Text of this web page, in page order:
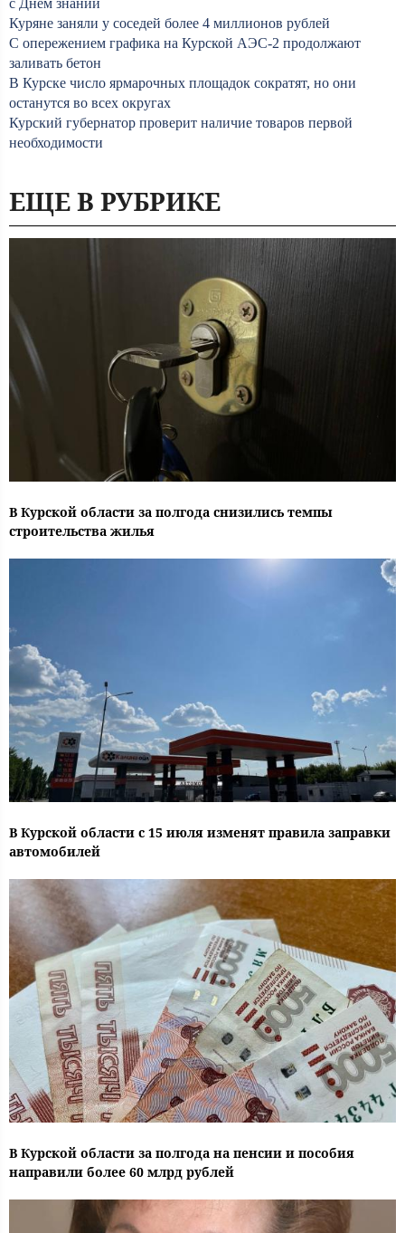
с Днём знаний
Куряне заняли у соседей более 4 миллионов рублей
С опережением графика на Курской АЭС-2 продолжают
заливать бетон
В Курске число ярмарочных площадок сократят, но они
останутся во всех округах
Курский губернатор проверит наличие товаров первой
необходимости
ЕЩЕ В РУБРИКЕ
В Курской области за полгода снизились темпы
строительства жилья
В Курской области с 15 июля изменят правила заправки
автомобилей
В Курской области за полгода на пенсии и пособия
направили более 60 млрд рублей